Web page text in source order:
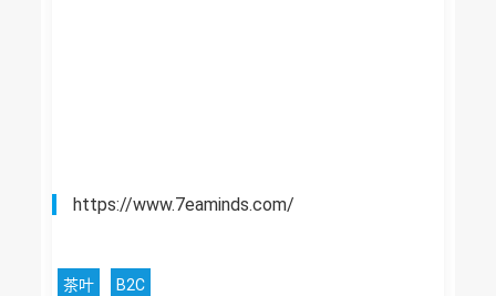
https://www.7eaminds.com/
茶叶 B2C